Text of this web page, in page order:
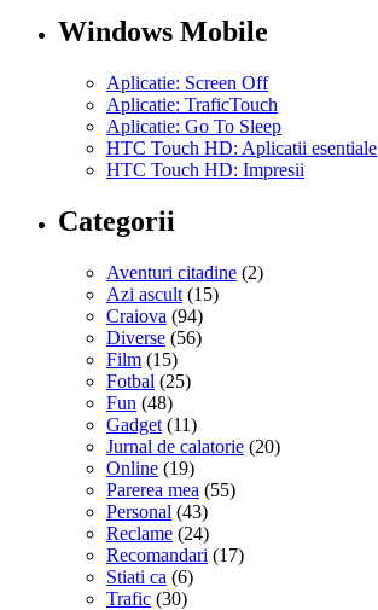
Windows Mobile
Aplicatie: Screen Off
Aplicatie: TraficTouch
Aplicatie: Go To Sleep
HTC Touch HD: Aplicatii esentiale
HTC Touch HD: Impresii
Categorii
Aventuri citadine (2)
Azi ascult (15)
Craiova (94)
Diverse (56)
Film (15)
Fotbal (25)
Fun (48)
Gadget (11)
Jurnal de calatorie (20)
Online (19)
Parerea mea (55)
Personal (43)
Reclame (24)
Recomandari (17)
Stiati ca (6)
Trafic (30)